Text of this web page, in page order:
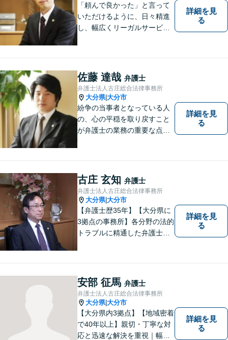
「頼んで良かった」と言って
いただけるように、日々精進
し、幅広くリーガルサービス
詳細を見
る
佐藤 達哉 弁護士
弁護士法人古庄総合法律事務所
大分県|大分市
紛争の当事者となっている人
の、心の平穏を取り戻すこと
が弁護士の業務の重要な点と
詳細を見
る
古庄 玄知 弁護士
弁護士法人古庄総合法律事務所
大分県|大分市
【弁護士歴35年】【大分県に
3拠点の事務所】各分野の法的
トラブルに精通した弁護士で
します。お気軽に相談しやす
いアットホームな雰囲気の事
務所です。
詳細を見
る
安部 征馬 弁護士
弁護士法人古庄総合法律事務所
大分県|大分市
【大分県内3拠点】【地域密着
で40年以上】親切・丁寧な対
応と迅速な解決を重視｜幅広
詳細を見
る